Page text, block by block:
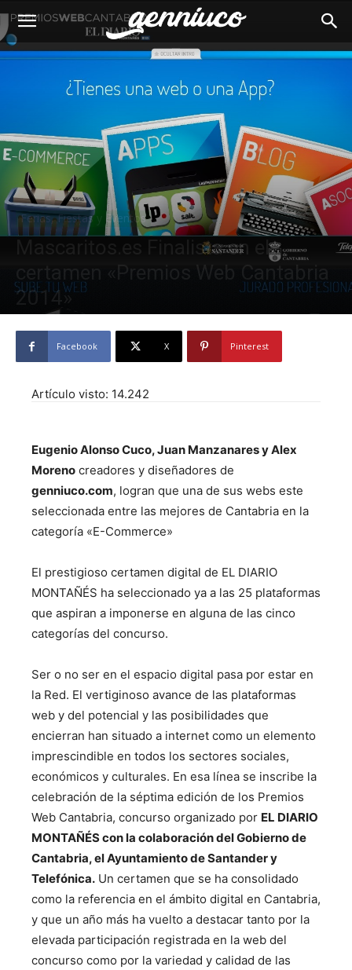
Ferias, Fiestas y Eventos
Mascaritos.es Finalista en el
certamen «Premios Web Cantabria
2014»
4011 0
Facebook X Pinterest
Artículo visto: 14.242
Eugenio Alonso Cuco, Juan Manzanares y Alex
Moreno creadores y diseñadores de
genniuco.com, logran que una de sus webs este
seleccionada entre las mejores de Cantabria en la
categoría «E-Commerce»
El prestigioso certamen digital de EL DIARIO
MONTAÑÉS ha seleccionado ya a las 25 plataformas
que aspiran a imponerse en alguna de las cinco
categorías del concurso.
Ser o no ser en el espacio digital pasa por estar en
la Red. El vertiginoso avance de las plataformas
web y del potencial y las posibilidades que
encierran han situado a internet como un elemento
imprescindible en todos los sectores sociales,
económicos y culturales. En esa línea se inscribe la
celebración de la séptima edición de los Premios
Web Cantabria, concurso organizado por EL DIARIO
MONTAÑÉS con la colaboración del Gobierno de
Cantabria, el Ayuntamiento de Santander y
Telefónica. Un certamen que se ha consolidado
como la referencia en el ámbito digital en Cantabria,
y que un año más ha vuelto a destacar tanto por la
elevada participación registrada en la web del
concurso como por la variedad y calidad de las